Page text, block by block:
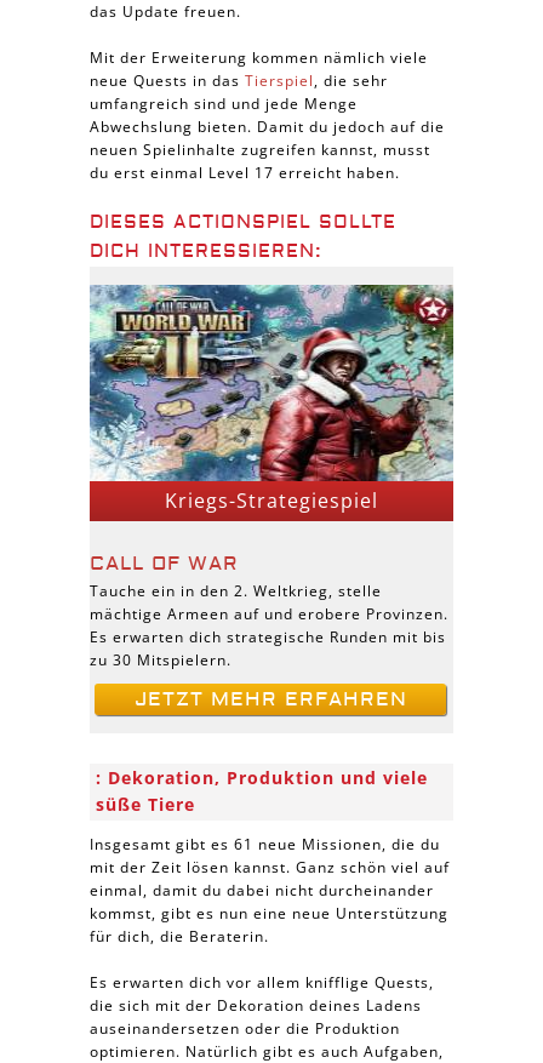
das Update freuen.
Mit der Erweiterung kommen nämlich viele
neue Quests in das Tierspiel, die sehr
umfangreich sind und jede Menge
Abwechslung bieten. Damit du jedoch auf die
neuen Spielinhalte zugreifen kannst, musst
du erst einmal Level 17 erreicht haben.
DIESES ACTIONSPIEL SOLLTE
DICH INTERESSIEREN:
Kriegs-Strategiespiel
CALL OF WAR
Tauche ein in den 2. Weltkrieg, stelle
mächtige Armeen auf und erobere Provinzen.
Es erwarten dich strategische Runden mit bis
zu 30 Mitspielern.
JETZT MEHR ERFAHREN
Dekoration, Produktion und viele
süße Tiere
Insgesamt gibt es 61 neue Missionen, die du
mit der Zeit lösen kannst. Ganz schön viel auf
einmal, damit du dabei nicht durcheinander
kommst, gibt es nun eine neue Unterstützung
für dich, die Beraterin.
Es erwarten dich vor allem knifflige Quests,
die sich mit der Dekoration deines Ladens
auseinandersetzen oder die Produktion
optimieren. Natürlich gibt es auch Aufgaben,